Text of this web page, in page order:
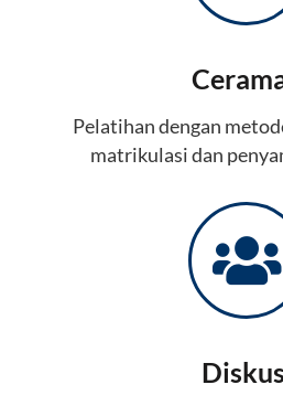
Pelatihan dengan
matrikulasi dan